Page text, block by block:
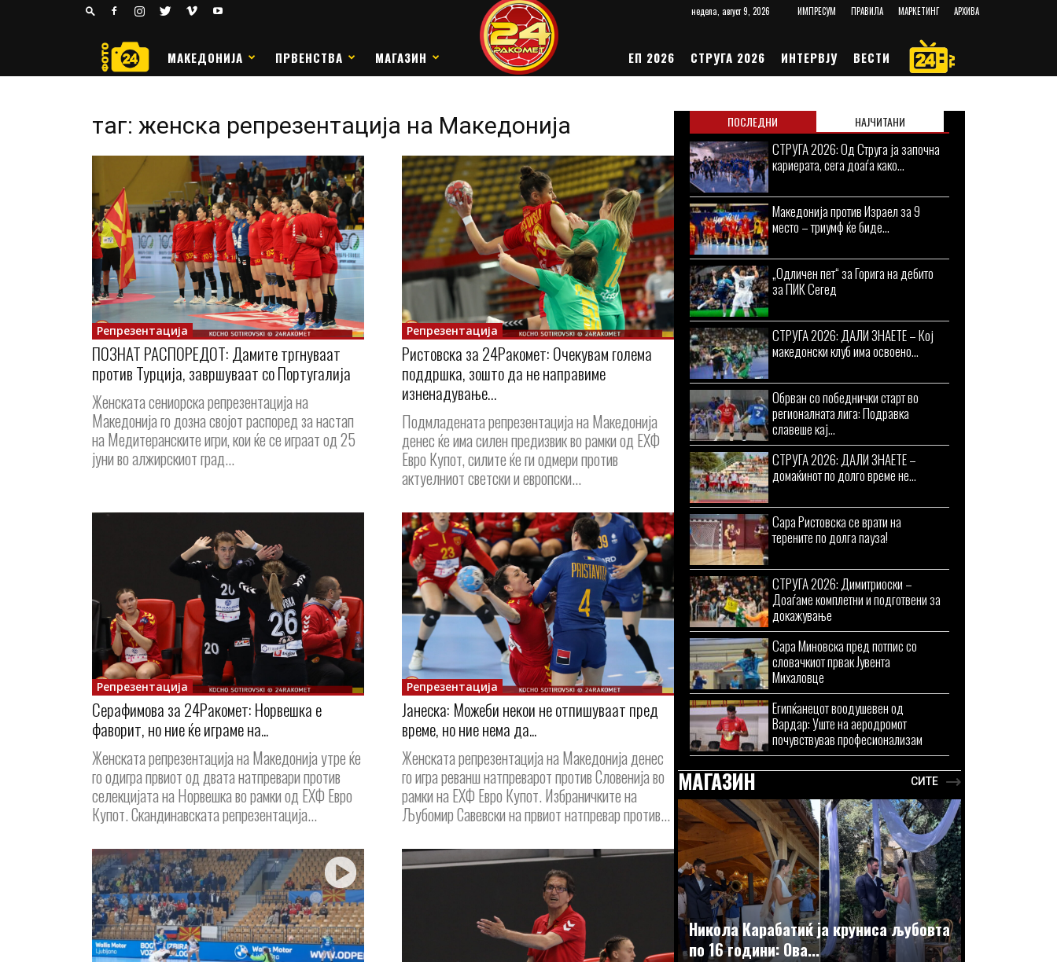
недела, август 9, 2026 ИМПРЕСУМ ПРАВИЛА МАРКЕТИНГ АРХИВА
РАКОМЕТ
МАКЕДОНИЈА ПРВЕНСТВА МАГАЗИН ЕП 2026 СТРУГА 2026 ИНТЕРВЈУ ВЕСТИ
таг: женска репрезентација на Македонија
Репрезентација
ПОЗНАТ РАСПОРЕДОТ: Дамите тргнуваат
против Турција, завршуваат со Португалија
Женската сениорска репрезентација на
Македонија го дозна својот распоред за настап
на Медитеранските игри, кои ќе се играат од 25
јуни во алжирскиот град...
Репрезентација
Ристовска за 24Ракомет: Очекувам голема
поддршка, зошто да не направиме
изненадување…
Подмладената репрезентација на Македонија
денес ќе има силен предизвик во рамки од ЕХФ
Евро Купот, силите ќе ги одмери против
актуелниот светски и европски...
Репрезентација
Серафимова за 24Ракомет: Норвешка е
фаворит, но ние ќе играме на...
Женската репрезентација на Македонија утре ќе
го одигра првиот од двата натпревари против
селекцијата на Норвешка во рамки од ЕХФ Евро
Купот. Скандинавската репрезентација...
Репрезентација
Јанеска: Можеби некои не отпишуваат пред
време, но ние нема да...
Женската репрезентација на Македонија денес
го игра реванш натпреварот против Словенија во
рамки на ЕХФ Евро Купот. Избраничките на
Љубомир Савевски на првиот натпревар против...
ПОСЛЕДНИ НАЈЧИТАНИ
СТРУГА 2026: Од Струга ја започна
кариерата, сега доаѓа како...
Македонија против Израел за 9
место – триумф ќе биде...
„Одличен пет“ за Горига на дебито
за ПИК Сегед
СТРУГА 2026: ДАЛИ ЗНАЕТЕ – Кој
македонски клуб има освоено...
Обрван со победнички старт во
регионалната лига: Подравка
славеше кај...
СТРУГА 2026: ДАЛИ ЗНАЕТЕ –
домаќинот по долго време не...
Сара Ристовска се врати на
терените по долга пауза!
СТРУГА 2026: Димитриоски –
Доаѓаме комплетни и подготвени за
докажување
Сара Миновска пред потпис со
словачкиот првак Јувента
Михаловце
Египќанецот воодушевен од
Вардар: Уште на аеродромот
почувствував професионализам
МАГАЗИН СИТЕ
Никола Карабатиќ ја круниса љубовта
по 16 години: Ова...